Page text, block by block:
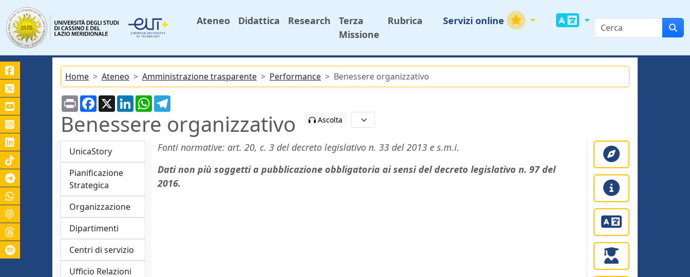
Ateneo Didattica Research
Terza
Missione
Rubrica Servizi online
Home Ateneo Amministrazione trasparente Performance Benessere organizzativo
PrintFacebook
X LinkedInWhatsApp
Benessere organizzativo Ascolta
Fonti normative: art. 20, c. 3 del decreto legislativo n. 33 del 2013 e s.m.i.
Dati non più soggetti a pubblicazione obbligatoria ai sensi del decreto legislativo n. 97 del
2016.
UnicaStory
Pianificazione
Strategica
Organizzazione
Dipartimenti
Centri di servizio
Ufficio Relazioni
Canale Telegram Unicas